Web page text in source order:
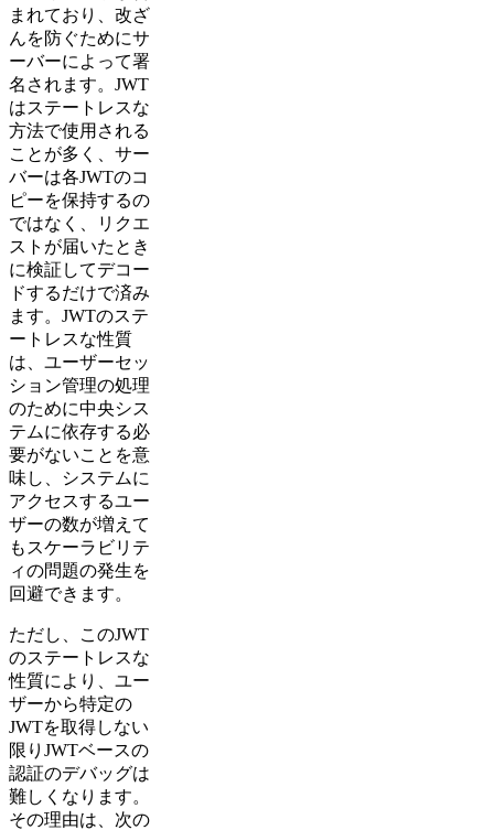
まれており、改ざ
んを防ぐためにサ
ーバーによって署
名されます。JWT
はステートレスな
方法で使用される
ことが多く、サー
バーは各JWTのコ
ピーを保持するの
ではなく、リクエ
ストが届いたとき
に検証してデコー
ドするだけで済み
ます。JWTのステ
ートレスな性質
は、ユーザーセッ
ション管理の処理
のために中央シス
テムに依存する必
要がないことを意
味し、システムに
アクセスするユー
ザーの数が増えて
もスケーラビリテ
ィの問題の発生を
回避できます。
ただし、このJWT
のステートレスな
性質により、ユー
ザーから特定の
JWTを取得しない
限りJWTベースの
認証のデバッグは
難しくなります。
その理由は、次の